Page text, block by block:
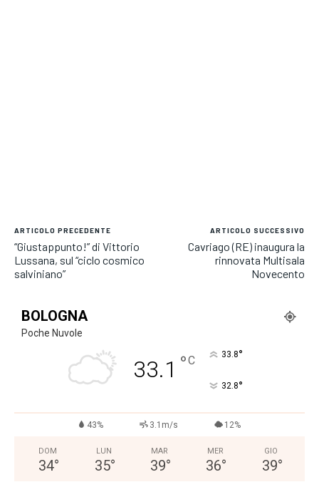
ARTICOLO PRECEDENTE
“Giustappunto!” di Vittorio
Lussana, sul “ciclo cosmico
salviniano”
ARTICOLO SUCCESSIVO
Cavriago (RE) inaugura la
rinnovata Multisala
Novecento
BOLOGNA
Poche Nuvole
33.1 °C 33.8°
32.8°
43% 3.1m/s 12%
DOM
34°
LUN
35°
MAR
39°
MER
36°
GIO
39°